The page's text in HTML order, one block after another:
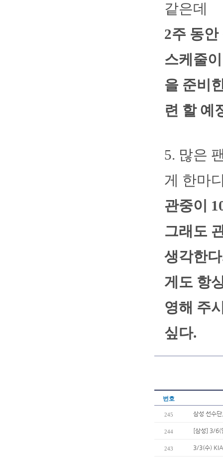
같은데
2주 동
스케줄
을 준비
련 할 예
5. 많은
게 한마
관중이
그래도
생각한
게도 항
영해 주
싶다.
번호
245 삼성 선수
244 [삼성] 3/6(
243 3/3(수)